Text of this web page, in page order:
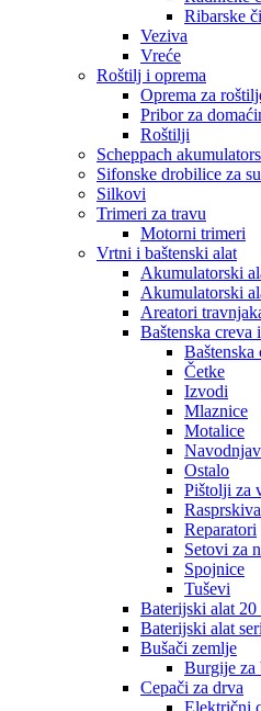
Ribarske
Veziva
Vreće
Roštilj i oprema
Oprema za
Pribor za
Roštilji
Scheppach
Sifonske drobilice za
Silkovi
Trimeri za travu
Motorni trimeri
Vrtni i baštenski alat
Akumulatorski
Akumulatorski
Areatori
Baštenska creva
Baštenska
Četke
Izvodi
Mlaznice
Motalice
Ostalo
Pištolji za
Reparatori
Setovi za
Spojnice
Tuševi
Baterijski alat
Baterijski alat
Bušači zemlje
Burgije za
Cepači za drva
Električni